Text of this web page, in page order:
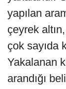
yapılan
çeyrek
çok sayıda
Yakalanan
arandığı